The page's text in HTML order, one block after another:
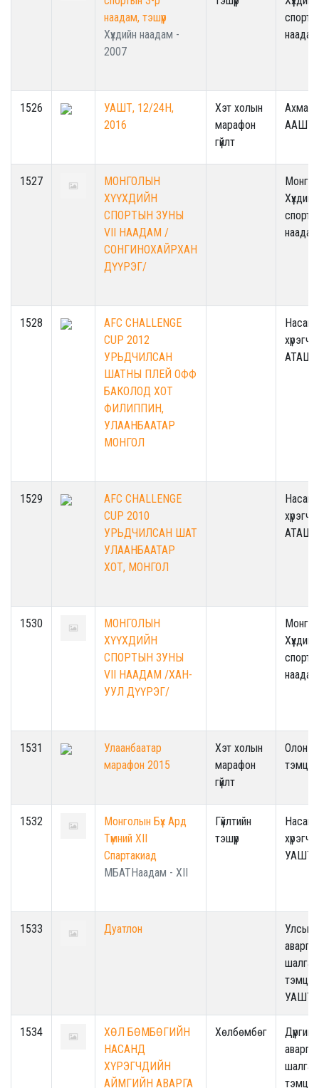
наадам, тэшүүр
Хүүхдийн наадам -
2007
наадам
1526
УАШТ, 12/24H,
2016
Хэт холын
марафон
гүйлт
ААШТ
1527
МОНГОЛЫН
ХҮҮХДИЙН
СПОРТЫН ЗУНЫ
VII НААДАМ /
СОНГИНОХАЙРХАН
ДҮҮРЭГ/
Хүүхдийн
наадам
1528
AFC CHALLENGE
CUP 2012
УРЬДЧИЛСАН
ШАТНЫ ПЛЕЙ ОФФ
БАКОЛОД ХОТ
ФИЛИППИН,
УЛААНБААТАР
МОНГОЛ
Насанд
АТАШТ
1529
AFC CHALLENGE
CUP 2010
УРЬДЧИЛСАН ШАТ
УЛААНБААТАР
ХОТ, МОНГОЛ
Насанд
АТАШТ
1530
МОНГОЛЫН
ХҮҮХДИЙН
СПОРТЫН ЗУНЫ
VII НААДАМ /ХАН-
УУЛ ДҮҮРЭГ/
Хүүхдийн
наадам
1531
Улаанбаатар
марафон 2015
Хэт холын
марафон
гүйлт
Олон
1532
Монголын Бүх Ард
Түмний XII
Спартакиад
МБАТНаадам - XII
Гүйлтийн
тэшүүр
Насанд
УАШТ
1533 Дуатлон
Улсын
аварга
УАШТ
1534
ХӨЛ БӨМБӨГИЙН
НАСАНД
ХҮРЭГЧДИЙН
АЙМГИЙН АВАРГА
Хөлбөмбөг
Дүүргийн
аварга